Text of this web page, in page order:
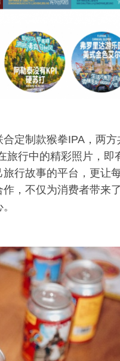
定制款猴拳IPA，两
旅行中的精彩照片，
行故事的平台，更让
，不仅为消费者带来